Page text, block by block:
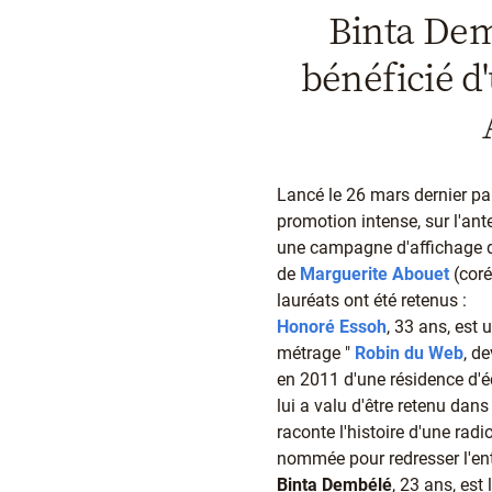
Binta
bénéficié
Lancé le 26 mars dernier
promotion intense, sur
une campagne d'affichage
de Marguerite Abouet
lauréats ont été retenus :
Honoré Essoh, 33 ans, est
métrage " Robin du Web,
en 2011 d'une résidence
lui a valu d'être retenu
raconte l'histoire d'une
nommée pour redresser
Binta Dembélé, 23 ans,